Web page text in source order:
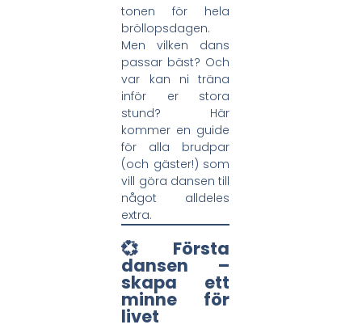
tonen för hela
bröllopsdagen.
Men vilken dans
passar bäst? Och
var kan ni träna
inför er stora
stund? Här
kommer en guide
för alla brudpar
(och gäster!) som
vill göra dansen till
något alldeles
extra.
💞 Första
dansen –
skapa ett
minne för
livet